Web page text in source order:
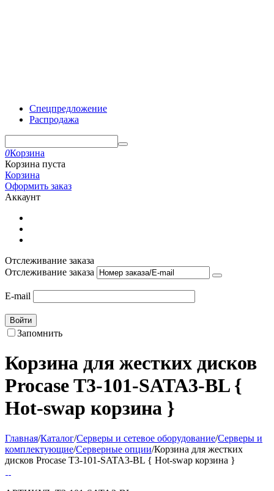
Спецпредложение
Распродажа
0Корзина
Корзина пуста
Корзина
Оформить заказ
Аккаунт
Отслеживание заказа
Отслеживание заказа
E-mail
Войти
Запомнить
Корзина для жестких дисков
Procase T3-101-SATA3-BL {
Hot-swap корзина }
Главная/Каталог/Серверы и сетевое оборудование/Серверы и
комплектующие/Серверные опции/Корзина для жестких
дисков Procase T3-101-SATA3-BL { Hot-swap корзина }